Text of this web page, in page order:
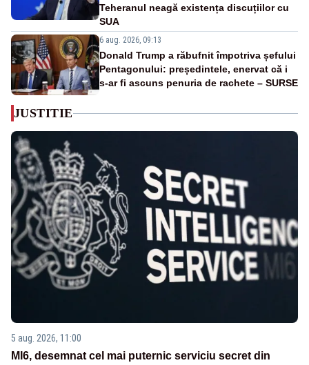
Teheranul neagă existența discuțiilor cu
SUA
6 aug. 2026, 09:13
Donald Trump a răbufnit împotriva șefului
Pentagonului: președintele, enervat că i
s-ar fi ascuns penuria de rachete – SURSE
JUSTITIE
5 aug. 2026, 11:00
MI6, desemnat cel mai puternic serviciu secret din